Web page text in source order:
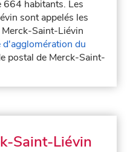
664 habitants. Les
sont appelés les
Saint-Liévin
du
postal de Merck-Saint-
Saint-Liévin